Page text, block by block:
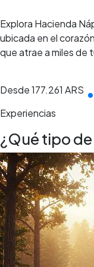
Explora Hacienda
ubicada en el
que atrae a miles de
Desde177.261 ARS
Experiencias
¿Qué tipo